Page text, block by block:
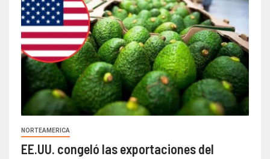
NORTEAMERICA
EE.UU. congeló las exportaciones del